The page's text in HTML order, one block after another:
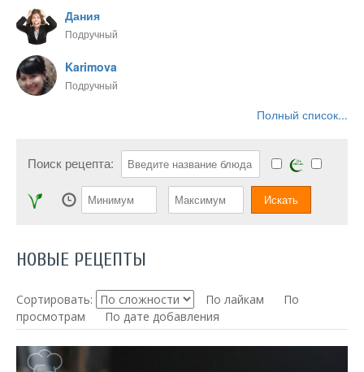
Дания
Подручный
Karimova
Подручный
Полный список...
Поиск рецепта:
НОВЫЕ РЕЦЕПТЫ
Сортировать: По лайкам
По
просмотрам
По дате добавления